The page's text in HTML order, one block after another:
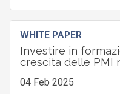
WHITE PAPER
Investire in
crescita delle PMI
04 Feb 2025